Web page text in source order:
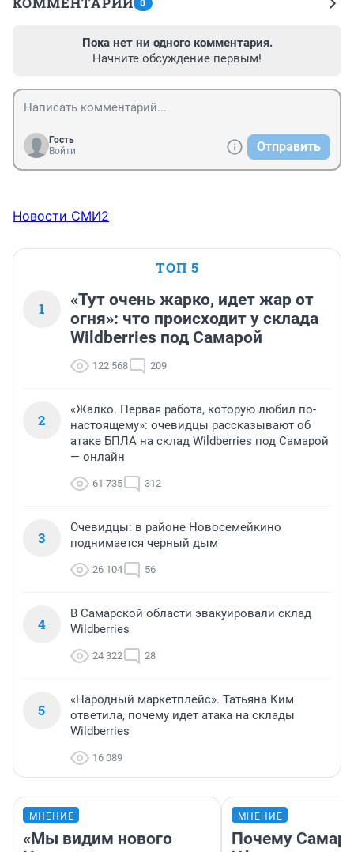
0
Пока нет ни одного комментария.
Начните обсуждение первым!
Гость
Войти
Отправить
Новости СМИ2
ТОП 5
1
«Тут очень жарко, идет жар от
огня»: что происходит у склада
Wildberries под Самарой
122 568 209
2
«Жалко. Первая работа, которую любил по-
настоящему»: очевидцы рассказывают об
атаке БПЛА на склад Wildberries под Самарой
— онлайн
61 735 312
3
Очевидцы: в районе Новосемейкино
поднимается черный дым
26 104 56
4
В Самарской области эвакуировали склад
Wildberries
24 322 28
5
«Народный маркетплейс». Татьяна Ким
ответила, почему идет атака на склады
Wildberries
16 089
МНЕНИЕ
«Мы видим нового
МНЕНИЕ
Почему